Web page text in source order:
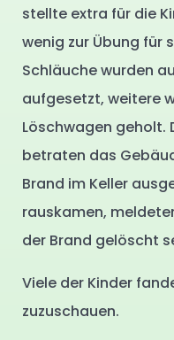
stellte extra für die
wenig zur Übung für
Schläuche wurden
aufgesetzt, weitere
Löschwagen geholt.
betraten das
Brand im Keller
rauskamen,
der Brand gelöscht
Viele der Kinder
zuzuschauen.